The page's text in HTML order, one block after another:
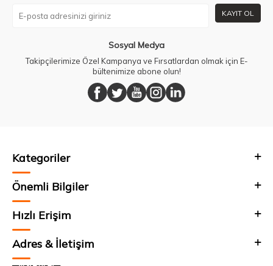
KAYIT OL
Sosyal Medya
Takipçilerimize Özel Kampanya ve Fırsatlardan olmak için E-
bültenimize abone olun!
Kategoriler
Önemli Bilgiler
Hızlı Erişim
Adres & İletişim